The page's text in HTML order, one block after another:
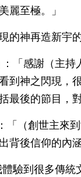
麗至極。」
的神再造新宇
「感謝（主持
到神之閃現，
最後的節目，
「（創世主來
背後信仰的內
驗到很多傳